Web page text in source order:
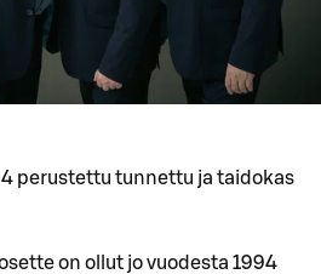
perustettu tunnettu ja taidokas
on ollut jo vuodesta 1994